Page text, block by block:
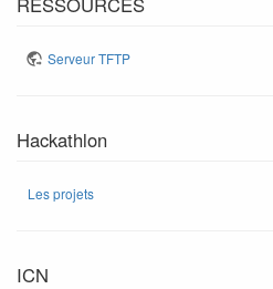
Serveur TFTP
Hackathlon
Les projets
ICN